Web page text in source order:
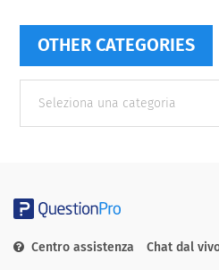
OTHER CATEGORIES
categories
Centro assistenza Chat dal